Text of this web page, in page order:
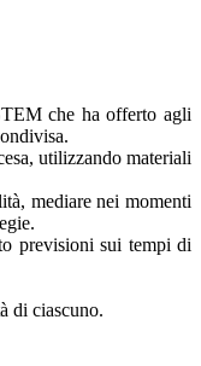
che ha offerto agli
utilizzando materiali
mediare nei momenti
previsioni sui tempi di
di ciascuno.